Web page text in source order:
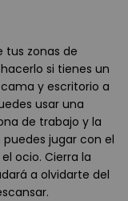
tus zonas de
si tienes un
y escritorio a
usar una
de trabajo y la
jugar con el
ocio. Cierra la
a olvidarte del